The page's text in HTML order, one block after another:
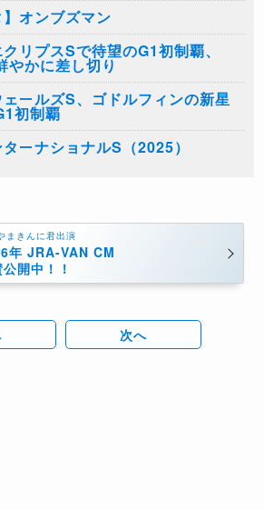
】オンブズマン
リプスSで待望のG1初制覇、
やかに差し切り
ールズS、ゴドルフィンの新星
初制覇
ターナショナルS（2025）
まきんに君出演
年 JRA-VAN CM
開中！！
次へ